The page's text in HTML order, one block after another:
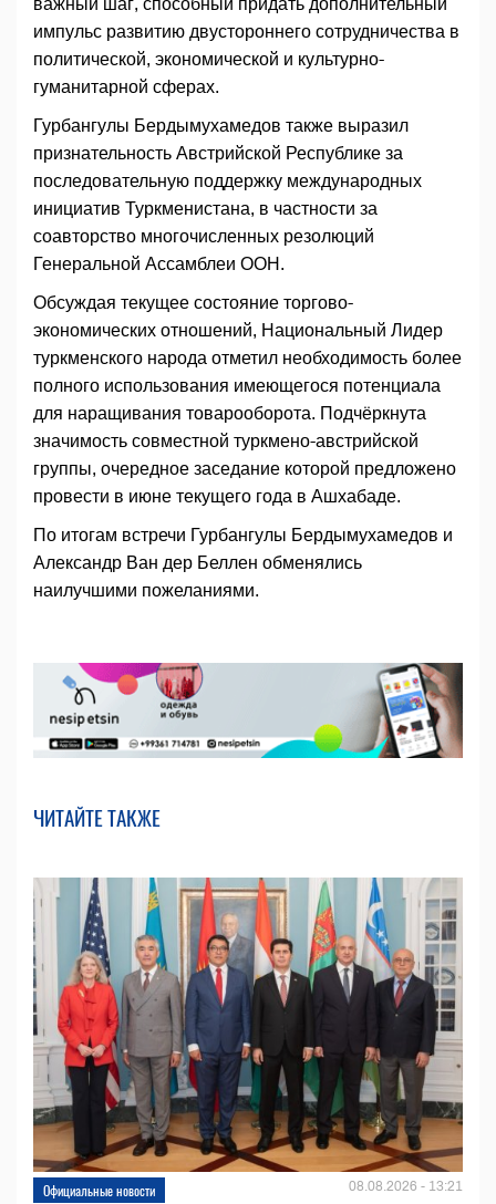
важный шаг, способный придать дополнительный
импульс развитию двустороннего сотрудничества в
политической, экономической и культурно-
гуманитарной сферах.
Гурбангулы Бердымухамедов также выразил
признательность Австрийской Республике за
последовательную поддержку международных
инициатив Туркменистана, в частности за
соавторство многочисленных резолюций
Генеральной Ассамблеи ООН.
Обсуждая текущее состояние торгово-
экономических отношений, Национальный Лидер
туркменского народа отметил необходимость более
полного использования имеющегося потенциала
для наращивания товарооборота. Подчёркнута
значимость совместной туркмено-австрийской
группы, очередное заседание которой предложено
провести в июне текущего года в Ашхабаде.
По итогам встречи Гурбангулы Бердымухамедов и
Александр Ван дер Беллен обменялись
наилучшими пожеланиями.
ЧИТАЙТЕ ТАКЖЕ
Официальные новости 08.08.2026 - 13:21